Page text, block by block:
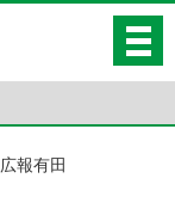
広報有田